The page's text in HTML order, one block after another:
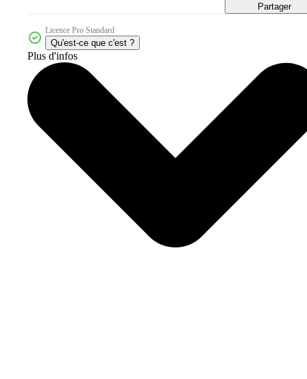
Partager
Licence Pro Standard
Qu'est-ce que c'est ?
Plus d'infos